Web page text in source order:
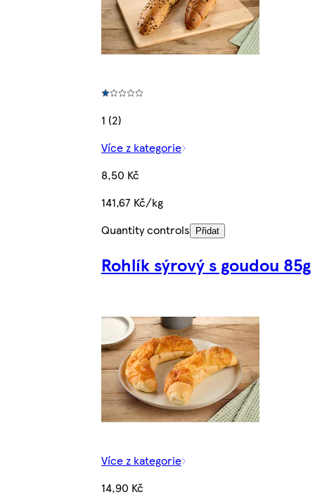
1 (2)
Více z kategorie
8,50 Kč
141,67 Kč/kg
Quantity controls
Přidat
Rohlík sýrový s goudou 85g
Více z kategorie
14,90 Kč